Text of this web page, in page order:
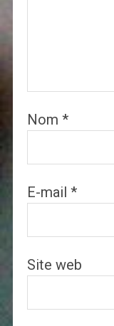
Nom *
E-mail *
Site web